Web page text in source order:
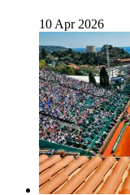
10 Apr 2026